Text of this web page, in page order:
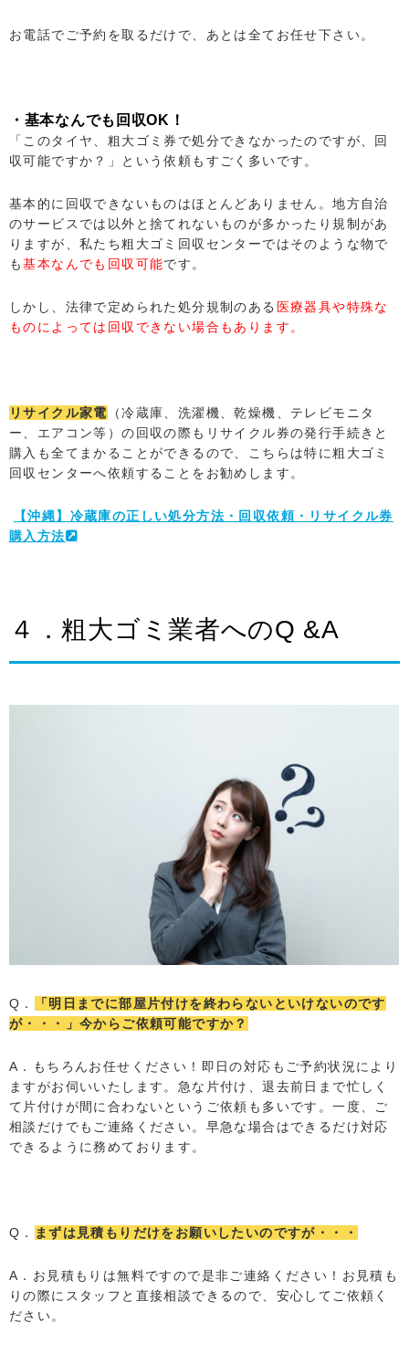
お電話でご予約を取るだけで、あとは全てお任せ下さい。
・基本なんでも回収OK！
「このタイヤ、粗大ゴミ券で処分できなかったのですが、回
収可能ですか？」という依頼もすごく多いです。
基本的に回収できないものはほとんどありません。地方自治
のサービスでは以外と捨てれないものが多かったり規制があ
りますが、私たち粗大ゴミ回収センターではそのような物で
も基本なんでも回収可能です。
しかし、法律で定められた処分規制のある 医療器具や特殊な
ものによっては回収できない場合もあります。
リサイクル家電
（冷蔵庫、洗濯機、乾燥機、テレビモニタ
ー、エアコン等）の回収の際もリサイクル券の発行手続きと
購入も全てまかることができるので、こちらは特に粗大ゴミ
回収センターへ依頼することをお勧めします。
【沖縄】冷蔵庫の正しい処分方法・回収依頼・リサイクル券
購入方法
４．粗大ゴミ業者へのQ &A
Q．
「明日までに部屋片付けを終わらないといけないのです
が・・・」今からご依頼可能ですか？
A．もちろんお任せください！即日の対応もご予約状況により
ますがお伺いいたします。急な片付け、退去前日まで忙しく
て片付けが間に合わないというご依頼も多いです。一度、ご
相談だけでもご連絡ください。早急な場合はできるだけ対応
できるように務めております。
Q． まずは見積もりだけをお願いしたいのですが・・・
A．お見積もりは無料ですので是非ご連絡ください！お見積も
りの際にスタッフと直接相談できるので、安心してご依頼く
ださい。